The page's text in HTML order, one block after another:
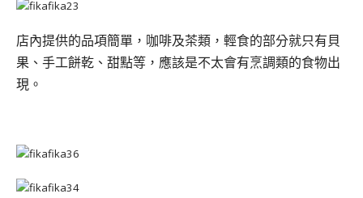
店內提供的品項簡單，咖啡及茶類，輕食的部分就只有貝
果、手工餅乾、甜點等，應該是不太會有烹調類的食物出
現。